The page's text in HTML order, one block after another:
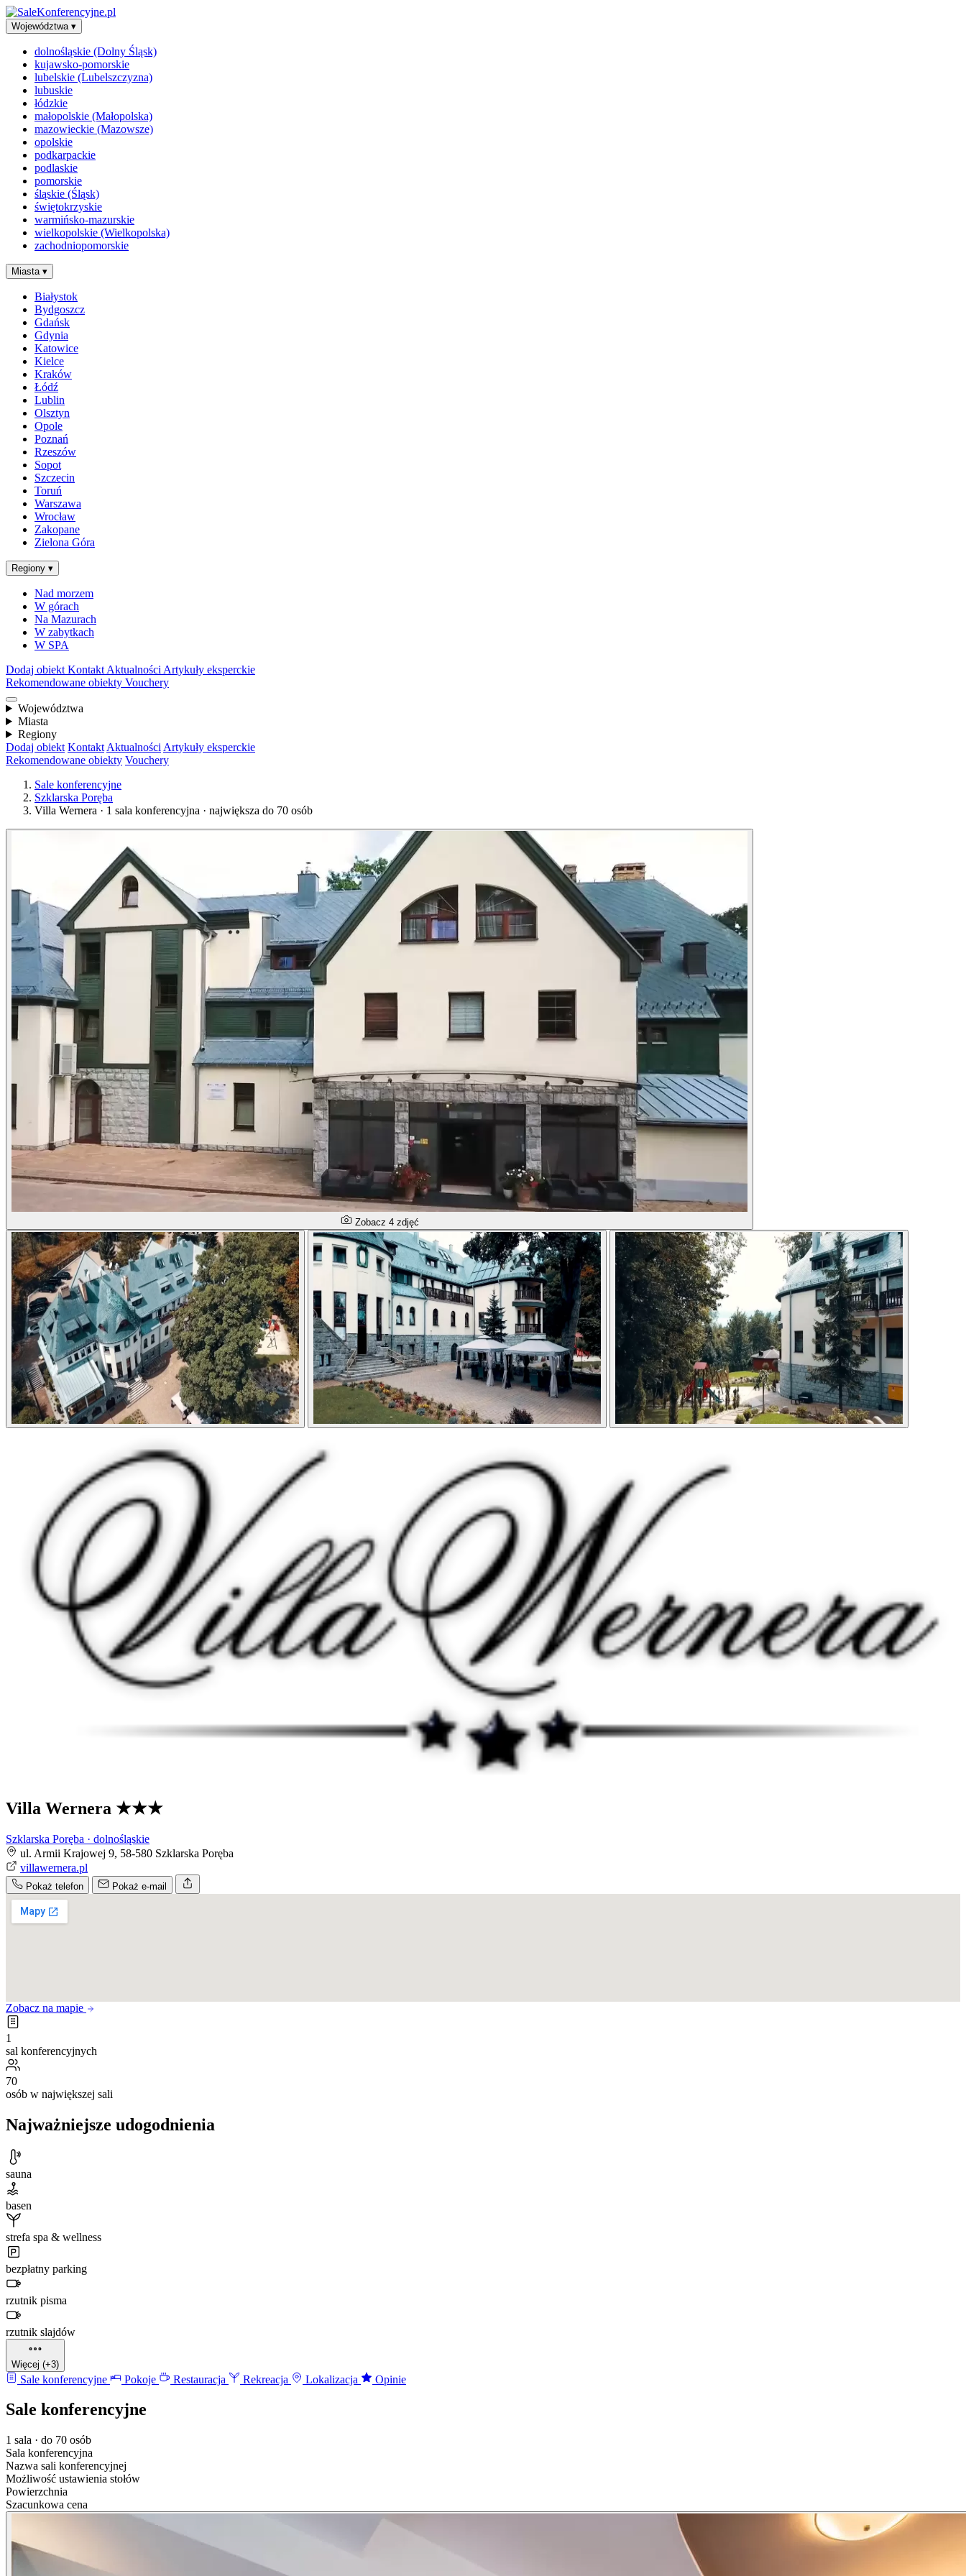
Województwa ▾
dolnośląskie (Dolny Śląsk)
kujawsko-pomorskie
lubelskie (Lubelszczyzna)
lubuskie
łódzkie
małopolskie (Małopolska)
mazowieckie (Mazowsze)
opolskie
podkarpackie
podlaskie
pomorskie
śląskie (Śląsk)
świętokrzyskie
warmińsko-mazurskie
wielkopolskie (Wielkopolska)
zachodniopomorskie
Miasta ▾
Białystok
Bydgoszcz
Gdańsk
Gdynia
Katowice
Kielce
Kraków
Łódź
Lublin
Olsztyn
Opole
Poznań
Rzeszów
Sopot
Szczecin
Toruń
Warszawa
Wrocław
Zakopane
Zielona Góra
Regiony ▾
Nad morzem
W górach
Na Mazurach
W zabytkach
W SPA
Dodaj obiekt Kontakt Aktualności Artykuły eksperckie
Rekomendowane obiekty Vouchery
Województwa
Miasta
Regiony
Dodaj obiekt Kontakt Aktualności Artykuły eksperckie
Rekomendowane obiekty Vouchery
Sale konferencyjne
Szklarska Poręba
Villa Wernera · 1 sala konferencyjna · największa do 70 osób
Zobacz 4 zdjęć
Villa Wernera ★★★
Szklarska Poręba · dolnośląskie
ul. Armii Krajowej 9, 58-580 Szklarska Poręba
villawernera.pl
Pokaż telefon Pokaż e-mail
Zobacz na mapie
1
sal konferencyjnych
70
osób w największej sali
Najważniejsze udogodnienia
sauna
basen
strefa spa & wellness
bezpłatny parking
rzutnik pisma
rzutnik slajdów
Więcej (+3)
Sale konferencyjne Pokoje Restauracja Rekreacja Lokalizacja Opinie
Sale konferencyjne
1 sala · do 70 osób
Sala konferencyjna
Nazwa sali konferencyjnej
Możliwość ustawienia stołów
Powierzchnia
Szacunkowa cena